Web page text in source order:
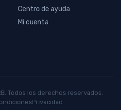
Centro de ayuda
Mi cuenta
Todos los derechos reservados.
Privacidad